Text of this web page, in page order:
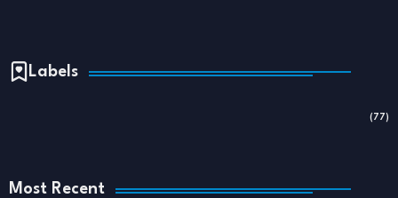
Labels
(77)
Most Recent